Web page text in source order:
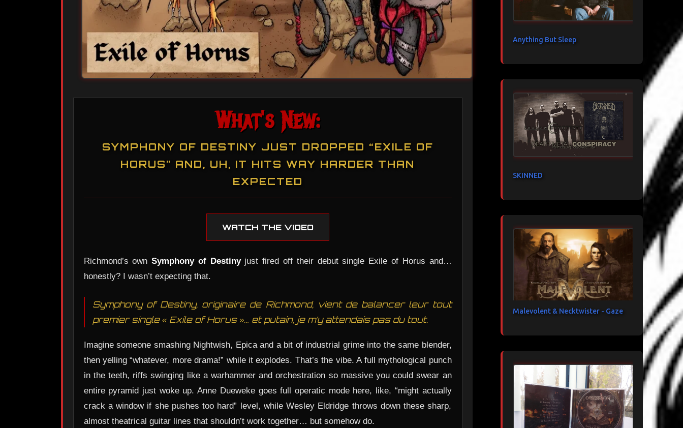
What's New:
SYMPHONY OF DESTINY JUST DROPPED “EXILE OF
HORUS” AND, UH, IT HITS WAY HARDER THAN
EXPECTED
WATCH THE VIDEO
Richmond’s ownSymphony of Destinyjust fired off their debut single Exile of Horus and…
honestly? I wasn’t expecting that.
Symphony of Destiny, originaire de Richmond, vient de balancer leur tout
premier single « Exile of Horus »… et putain, je m’y attendais pas du tout.
Imagine someone smashing Nightwish, Epica and a bit of industrial grime into the same blender,
then yelling “whatever, more drama!” while it explodes. That’s the vibe. A full mythological punch
in the teeth, riffs swinging like a warhammer and orchestration so massive you could swear an
entire pyramid just woke up. Anne Dueweke goes full operatic mode here, like, “might actually
crack a window if she pushes too hard” level, while Wesley Eldridge throws down these sharp,
almost theatrical guitar lines that shouldn’t work together… but somehow do.
Anything But Sleep
SKINNED
Malevolent & Necktwister - Gaze